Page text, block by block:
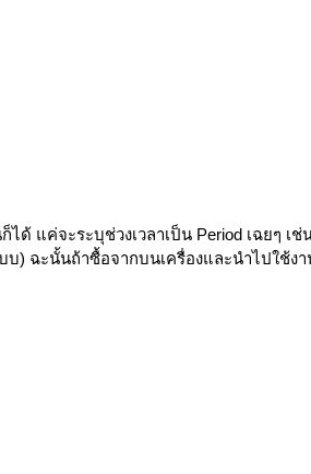
แค่จะระบุช่วงเวลาเป็น Period เฉยๆ เช่
) ฉะนั้นถ้าซื้อจากบนเครื่องและนำไปใช้งา